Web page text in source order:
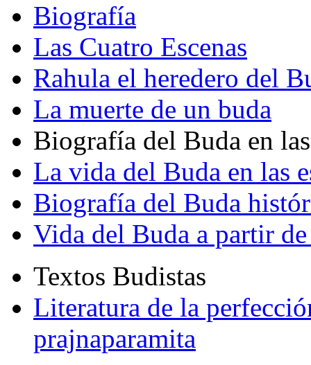
Biografía
Las Cuatro Escenas
Rahula el heredero del
La muerte de un buda
Biografía del Buda en
La vida del Buda en las
Biografía del Buda
Vida del Buda a partir de
Textos Budistas
Literatura de la
prajnaparamita